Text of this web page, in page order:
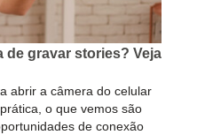
de gravar stories? Veja
abrir a câmera do celular
o que vemos são
de conexão